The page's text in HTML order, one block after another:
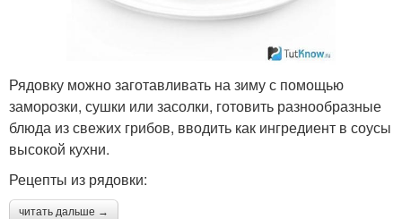
Рядовку можно заготавливать на зиму с помощью
заморозки, сушки или засолки, готовить разнообразные
блюда из свежих грибов, вводить как ингредиент в соусы
высокой кухни.
Рецепты из рядовки:
читать дальше →